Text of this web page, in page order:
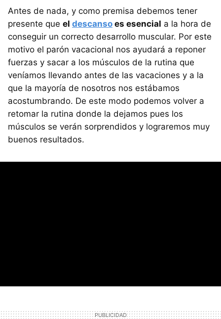
Antes de nada, y como premisa debemos tener
presente que el descanso es esencial a la hora de
conseguir un correcto desarrollo muscular. Por este
motivo el parón vacacional nos ayudará a reponer
fuerzas y sacar a los músculos de la rutina que
veníamos llevando antes de las vacaciones y a la
que la mayoría de nosotros nos estábamos
acostumbrando. De este modo podemos volver a
retomar la rutina donde la dejamos pues los
músculos se verán sorprendidos y lograremos muy
buenos resultados.